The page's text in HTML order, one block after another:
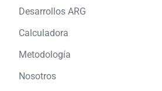
Desarrollos ARG
Calculadora
Metodología
Nosotros